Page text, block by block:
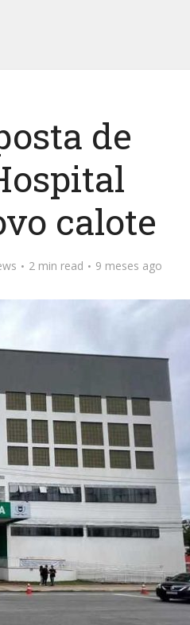
de
calote
2 min read 9 meses ago